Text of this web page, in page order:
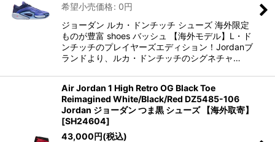
希望小売価格: 0円
ジョーダン ルカ・ドンチッチ シューズ 海外限定
ものが豊富 shoes バッシュ 【海外モデル】L・ド
ンチッチのプレイヤーズエディション！Jordanブ
ランドより、ルカ・ドンチッチのシグネチャ…
Air Jordan 1 High Retro OG Black Toe
Reimagined White/Black/Red DZ5485-106
Jordan ジョーダン つま黒 シューズ 【海外取寄】
[SH24604]
43,000円(税込)